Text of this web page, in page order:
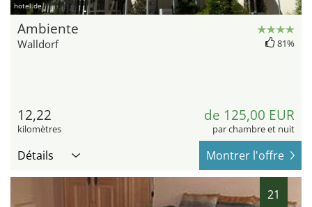
hotel.de
Ambiente
Walldorf 81%
12,22
kilomètres
de 125,00 EUR
par chambre et nuit
Détails Montrer l'offre
21